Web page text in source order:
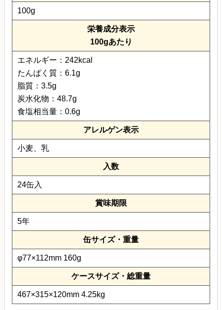
100g
栄養成分表示
100gあたり
エネルギー：242kcal
たんぱく質：6.1g
脂質：3.5g
炭水化物：48.7g
食塩相当量：0.6g
アレルゲン表示
小麦、乳
入数
24缶入
賞味期限
5年
缶サイズ・重量
φ77×112mm 160g
ケースサイズ・総重量
467×315×120mm 4.25kg